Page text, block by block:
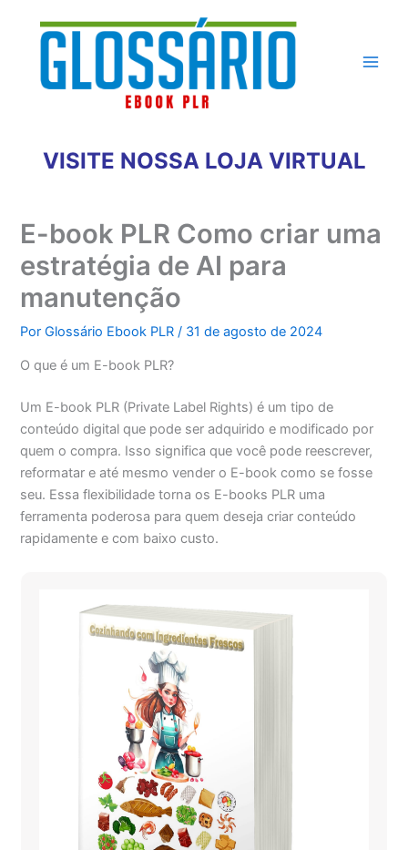
conteúdo
VISITE NOSSA LOJA VIRTUAL
E-book PLR Como criar uma
estratégia de AI para
manutenção
PorGlossário Ebook PLR/ 31 de agosto de 2024
O que é um E-book PLR?
Um E-book PLR (Private Label Rights) é um tipo de
conteúdo digital que pode ser adquirido e modificado por
quem o compra. Isso significa que você pode reescrever,
reformatar e até mesmo vender o E-book como se fosse
seu. Essa flexibilidade torna os E-books PLR uma
ferramenta poderosa para quem deseja criar conteúdo
rapidamente e com baixo custo.